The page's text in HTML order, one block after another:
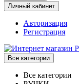
Личный кабинет
Авторизация
Регистрация
Все категории
Все категории